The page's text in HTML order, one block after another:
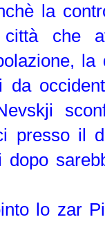
la
città
da
presso il
dopo
lo zar